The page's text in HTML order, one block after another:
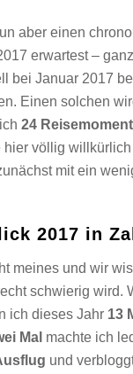
aber einen
erwartest –
bei Januar 2017
Einen solchen
24
hier völlig
mit ein
2017 in
meines und wir
schwierig wird.
ich dieses Jahr 13
Mal machte ich
und